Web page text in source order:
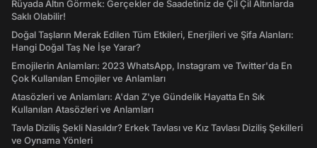
Rüyada Altın Görmek: Gerçekler de Saadetiniz de Çil Çil Altınlarda
Saklı Olabilir!
Doğal Taşların Merak Edilen Tüm Etkileri, Enerjileri ve Şifa Alanları:
Hangi Doğal Taş Ne İşe Yarar?
Emojilerin Anlamları: 2023 WhatsApp, Instagram ve Twitter'da En
Çok Kullanılan Emojiler ve Anlamları
Atasözleri ve Anlamları: A'dan Z'ye Gündelik Hayatta En Sık
Kullanılan Atasözleri ve Anlamları
Tavla Diziliş Şekli Nasıldır? Erkek Tavlası ve Kız Tavlası Diziliş Şekilleri
ve Oynama Yönleri